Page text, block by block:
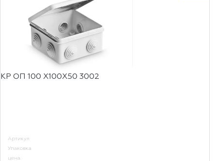
КР ОП 100 Х100Х50 3002
Артикул
Упаковка
цена: